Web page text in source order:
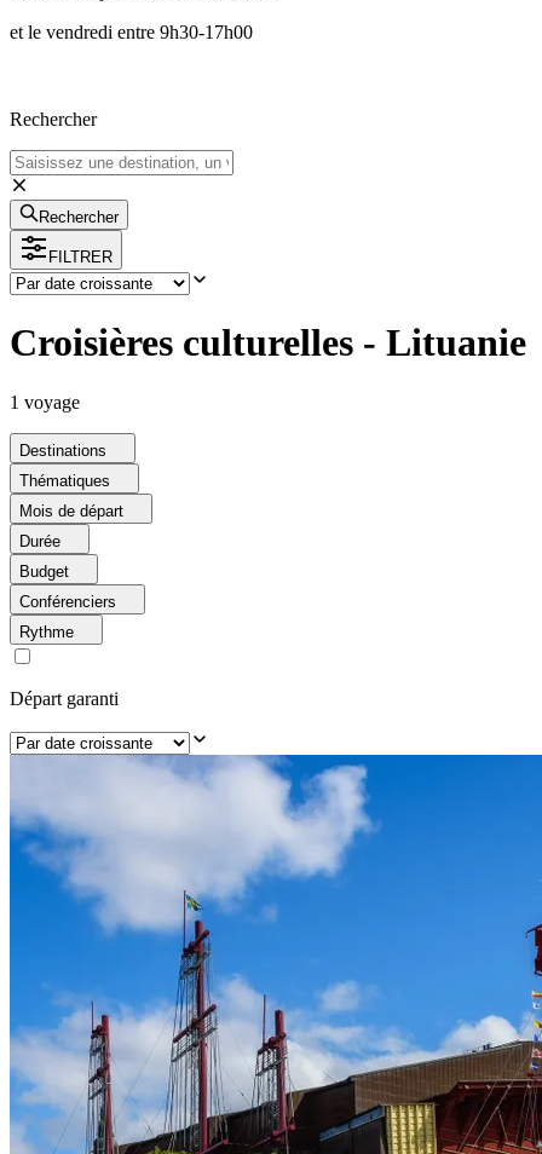
et le vendredi entre 9h30-17h00
Rechercher
Rechercher
FILTRER
Croisières culturelles - Lituanie
1 voyage
Destinations
Thématiques
Mois de départ
Durée
Budget
Conférenciers
Rythme
Départ garanti